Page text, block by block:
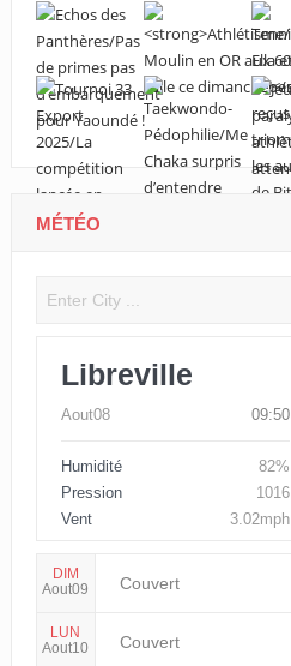
MÉTÉO
Libreville
Aout08 09:50
Humidité
82%
Pression
1016
Vent
3.02mph
DIM
Aout09
Couvert
LUN
Aout10
Couvert